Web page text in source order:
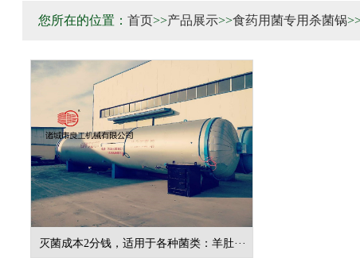
您所在的位置： 首页>>产品展示>>食药用菌专用杀菌锅
灭菌成本2分钱，适用于各种菌类：羊肚···